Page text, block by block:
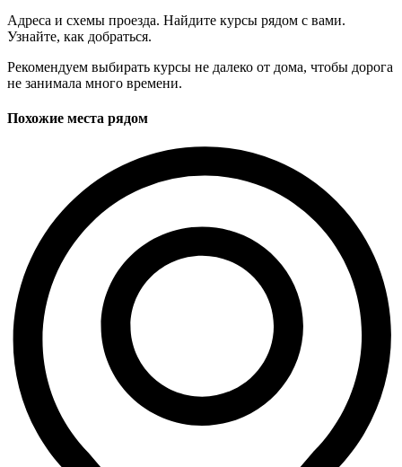
Адреса и схемы проезда. Найдите курсы рядом с вами.
Узнайте, как добраться.
Рекомендуем выбирать курсы не далеко от дома, чтобы дорога
не занимала много времени.
Похожие места рядом